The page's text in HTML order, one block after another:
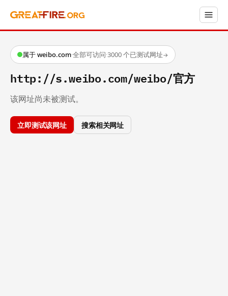
属于 weibo.com·全部可访问·3000 个已测试网址→
http://s.weibo.com/weibo/官方
该网址尚未被测试。
立即测试该网址 搜索相关网址